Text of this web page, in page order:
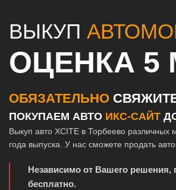
ВЫКУП
ОЦЕНКА 5
ОБЯЗАТЕЛЬНО
ПОКУПАЕМ АВТО ИКС-САЙТ
Выкуп авто XCITE в Торбеево различных
года выпуска. У нас сможете продать
Независимо от Вашего решения,
бесплатно.